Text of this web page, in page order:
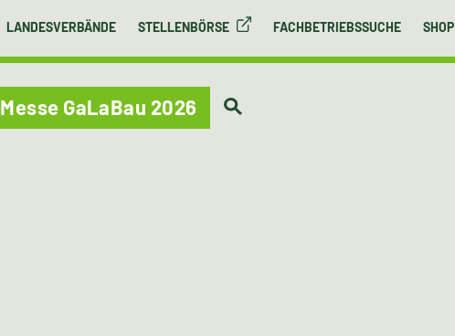
LANDESVERBÄNDE STELLENBÖRSE FACHBETRIEBSSUCHE SHOP
Messe GaLaBau 2026